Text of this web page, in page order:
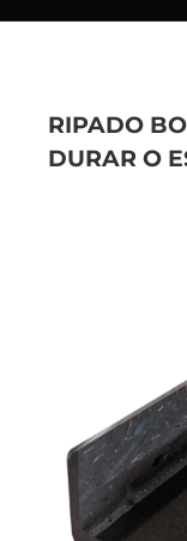
RIPADO
DURAR O